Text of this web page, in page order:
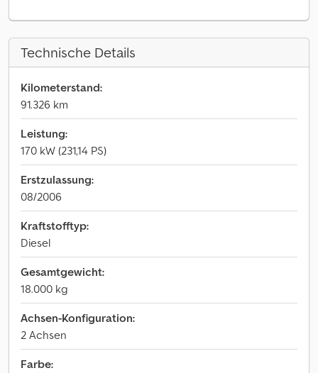
Technische Details
Kilometerstand:
91.326 km
Leistung:
170 kW (231,14 PS)
Erstzulassung:
08/2006
Kraftstofftyp:
Diesel
Gesamtgewicht:
18.000 kg
Achsen-Konfiguration:
2 Achsen
Farbe: